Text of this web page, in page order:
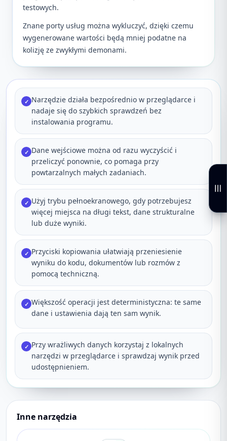
testowych.
Znane porty usług można wykluczyć, dzięki czemu
wygenerowane wartości będą mniej podatne na
kolizję ze zwykłymi demonami.
✓ Narzędzie działa bezpośrednio w przeglądarce i
nadaje się do szybkich sprawdzeń bez
instalowania programu.
✓ Dane wejściowe można od razu wyczyścić i
przeliczyć ponownie, co pomaga przy
powtarzalnych małych zadaniach.
✓ Użyj trybu pełnoekranowego, gdy potrzebujesz
więcej miejsca na długi tekst, dane strukturalne
lub duże wyniki.
✓ Przyciski kopiowania ułatwiają przeniesienie
wyniku do kodu, dokumentów lub rozmów z
pomocą techniczną.
✓ Większość operacji jest deterministyczna: te same
dane i ustawienia dają ten sam wynik.
✓ Przy wrażliwych danych korzystaj z lokalnych
narzędzi w przeglądarce i sprawdzaj wynik przed
udostępnieniem.
Inne narzędzia